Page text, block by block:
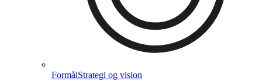
FormålStrategi og vision